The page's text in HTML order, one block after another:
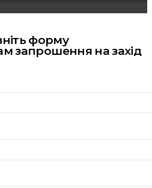
форму
запрошення на захід